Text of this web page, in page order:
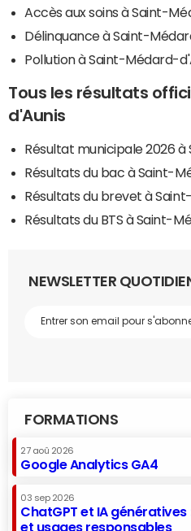
Accès aux soins à Saint-
Délinquance à Saint-
Pollution à Saint-Médard-
Tous les résultats
d'Aunis
Résultat municipale 2026
Résultats du bac à Saint-
Résultats du brevet à
Résultats du BTS à Saint-
NEWSLETTER
FORMATIONS
27 aoû 2026
Google Analytics GA4
03 sep 2026
ChatGPT et IA
et usages responsables